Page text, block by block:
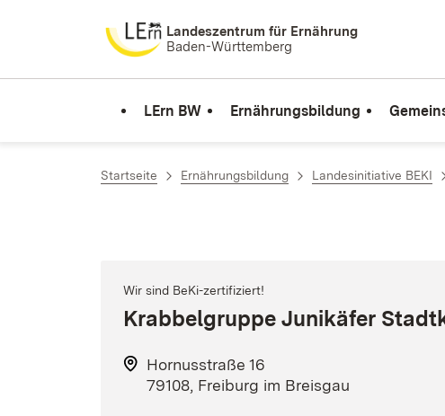
Zum Inhalt springenLandeszentrum für Ernährung
Baden-Württemberg
LErn BW Ernährungsbildung
Startseite Ernährungsbildung Landesinitiative BEKI
Wir sind BeKi-zertifiziert!
Krabbelgruppe Junikäfer
Hornusstraße 16
79108, Freiburg im Breisgau